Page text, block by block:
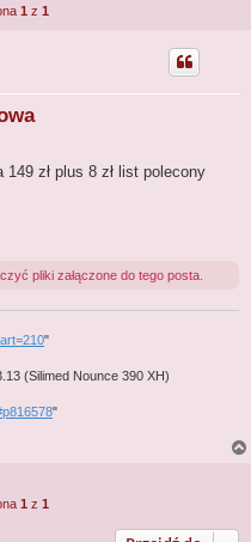
1 z 1
149 zł plus 8 zł list polecony
pliki załączone do tego posta.
"
(Silimed Nounce 390 XH)
"
1 z 1